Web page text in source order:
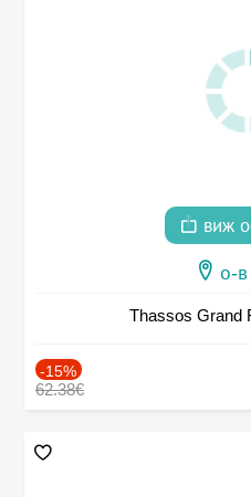
виж
о-в
Thassos Grand
-15%
62.38€